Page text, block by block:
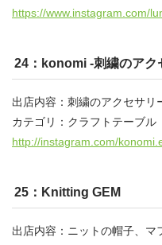
https://www.instagram.com/
24：konomi -刺繍のアク
出店内容：刺繍のアクセサリ
カテゴリ：クラフトテーブル
http://instagram.com/
25：Knitting GEM
出店内容：ニットの帽子、マ